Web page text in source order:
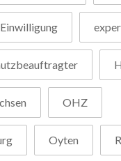
Einwilligung
OHZ
Oyten